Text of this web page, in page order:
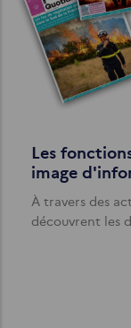
Les
image
À travers des
découvrent les